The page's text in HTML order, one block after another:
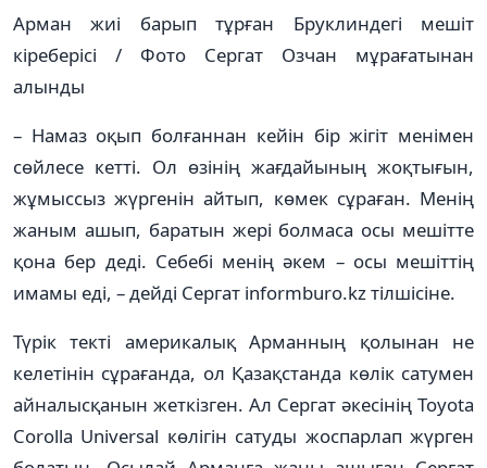
Арман жиі барып тұрған Бруклиндегі мешіт
кіреберісі / Фото Сергат Озчан мұрағатынан
алынды
– Намаз оқып болғаннан кейін бір жігіт менімен
сөйлесе кетті. Ол өзінің жағдайының жоқтығын,
жұмыссыз жүргенін айтып, көмек сұраған. Менің
жаным ашып, баратын жері болмаса осы мешітте
қона бер деді. Себебі менің әкем – осы мешіттің
имамы еді, – дейді Сергат informburo.kz тілшісіне.
Түрік текті америкалық Арманның қолынан не
келетінін сұрағанда, ол Қазақстанда көлік сатумен
айналысқанын жеткізген. Ал Сергат әкесінің Toyota
Corolla Universal көлігін сатуды жоспарлап жүрген